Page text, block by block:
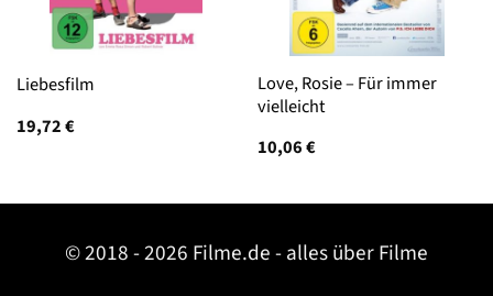
Liebesfilm
19,72€
Love, Rosie – Für immer
vielleicht
10,06€
© 2018 - 2026 Filme.de - alles über Filme